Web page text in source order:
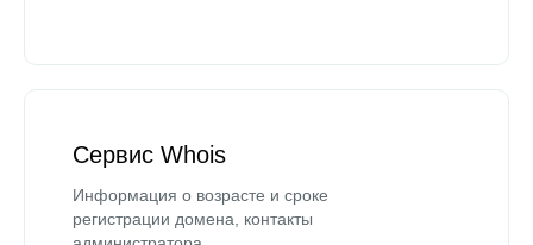
Сервис Whois
Информация о возрасте и сроке
регистрации домена, контакты